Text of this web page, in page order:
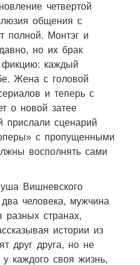
четвертой
общения с
полной. Монтэг и
но их брак
фикцию: каждый
Жена с головой
и теперь с
о новой затее
прислали сценарий
с пропущенными
восполнять сами
Вишневского
человека, мужчина
странах,
истории из
друг друга, но не
каждого своя жизнь,